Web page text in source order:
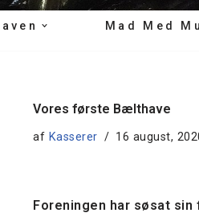
Mad Med
Vores første Bælthave
af Kasserer 16 august,
Foreningen har søsat